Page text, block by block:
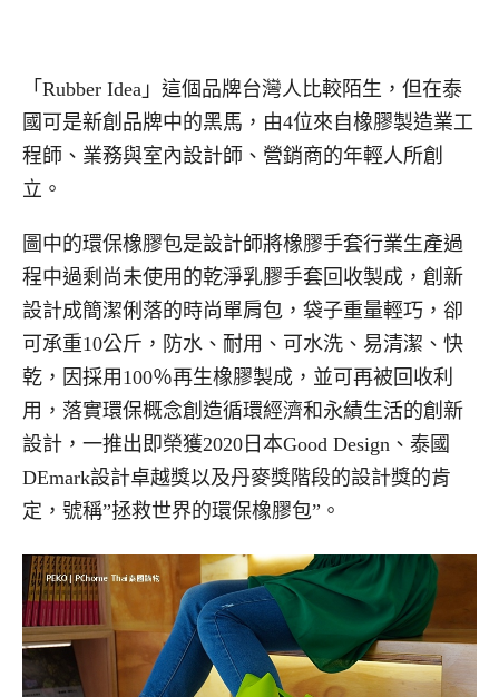
「Rubber Idea」這個品牌台灣人比較陌生，但在泰
國可是新創品牌中的黑馬，由4位來自橡膠製造業工
程師、業務與室內設計師、營銷商的年輕人所創
立。
圖中的環保橡膠包是設計師將橡膠手套行業生產過
程中過剩尚未使用的乾淨乳膠手套回收製成，創新
設計成簡潔俐落的時尚單肩包，袋子重量輕巧，卻
可承重10公斤，防水、耐用、可水洗、易清潔、快
乾，因採用100％再生橡膠製成，並可再被回收利
用，落實環保概念創造循環經濟和永績生活的創新
設計，一推出即榮獲2020日本Good Design、泰國
DEmark設計卓越獎以及丹麥獎階段的設計獎的肯
定，號稱”拯救世界的環保橡膠包”。